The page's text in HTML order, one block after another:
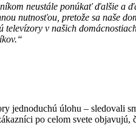
neustále ponúkať ďalšie
nutnosťou, pretože sa naše
televízory v našich
jednoduchú úlohu – sledovali
po celom svete